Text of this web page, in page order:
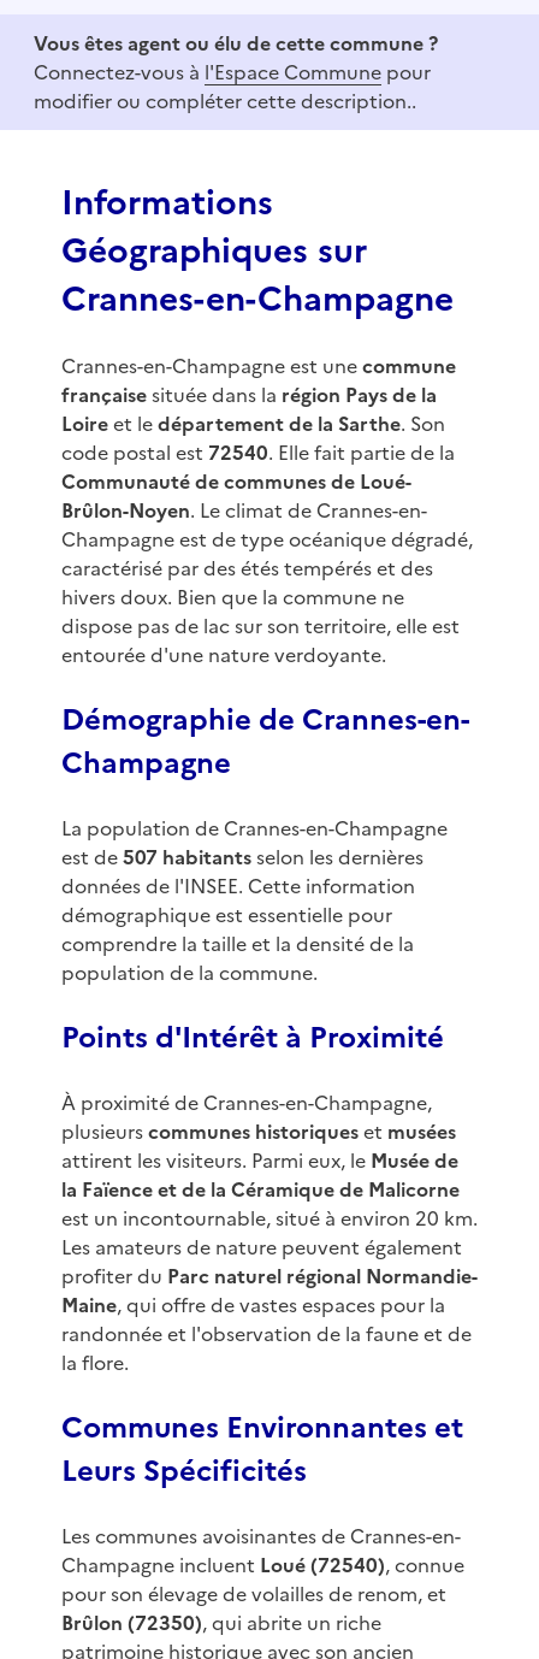
f
Vous êtes agent ou élu de cette commune ?
Connectez-vous à l'Espace Commune pour
modifier ou compléter cette description..
Informations
Géographiques sur
Crannes-en-Champagne
Crannes-en-Champagne est unecommune
françaisesituée dans la région Pays de la
Loireet ledépartement de la Sarthe. Son
code postal est 72540. Elle fait partie de la
Communauté de communes de Loué-
Brûlon-Noyen. Le climat de Crannes-en-
Champagne est de type océanique dégradé,
caractérisé par des étés tempérés et des
hivers doux. Bien que la commune ne
dispose pas de lac sur son territoire, elle est
entourée d'une nature verdoyante.
Démographie de Crannes-en-
Champagne
La population de Crannes-en-Champagne
est de507 habitantsselon les dernières
données de l'INSEE. Cette information
démographique est essentielle pour
comprendre la taille et la densité de la
population de la commune.
Points d'Intérêt à Proximité
À proximité de Crannes-en-Champagne,
plusieurscommunes historiqueset musées
attirent les visiteurs. Parmi eux, le Musée de
la Faïence et de la Céramique de Malicorne
est un incontournable, situé à environ 20 km.
Les amateurs de nature peuvent également
profiter du Parc naturel régional Normandie-
Maine, qui offre de vastes espaces pour la
randonnée et l'observation de la faune et de
la flore.
Communes Environnantes et
Leurs Spécificités
Les communes avoisinantes de Crannes-en-
Champagne incluent Loué (72540), connue
pour son élevage de volailles de renom, et
Brûlon (72350), qui abrite un riche
patrimoine historique avec son ancien